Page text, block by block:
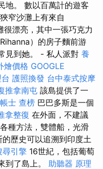
地。 數以百萬計的遊客
窄沙灘上有來自
漂亮，其中一張巧克力
）的房子麵前游
見到她。 - 私人派對 養
燴價格 GOOGLE
護照換發 台中泰式按摩
推拿南屯 該島提供了一
士 查榜 巴巴多斯是一個
拿整復 在外面，不建議
種方法，雙體船，光滑
的歷史可以追溯到印度土
尋引擎 16世紀，包括葡萄
到了島上。 助聽器 原理